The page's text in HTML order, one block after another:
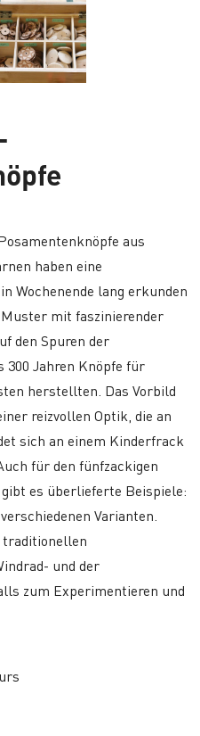
aus
haben eine
Wochenende lang erkunden
mit faszinierender
den Spuren der
300 Jahren Knöpfe für
herstellten. Das Vorbild
reizvollen Optik, die an
sich an einem Kinderfrack
für den fünfzackigen
es überlieferte Beispiele:
Varianten.
und der
zum Experimentieren und